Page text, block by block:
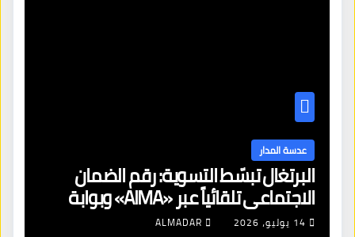
عدسة المدار
البرتغال تبسّط التسوية: رقم الضمان
الاجتماعي تلقائياً عبر «AIMA» وبوابة
جديدة لتجديد الإقامات
14 يوليو، 2026 ALMADAR